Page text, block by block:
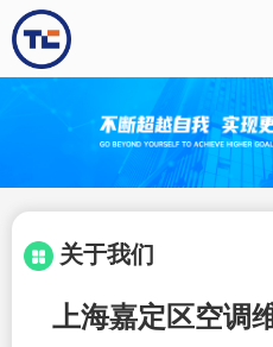
关于我们
上海嘉定区空调